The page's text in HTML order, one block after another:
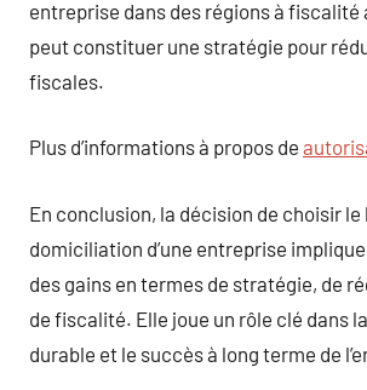
entreprise dans des régions à fiscalité
peut constituer une stratégie pour
fiscales.
Plus d’informations à propos de
En conclusion, la décision de choisir le
domiciliation d’une entreprise
des gains en termes de stratégie, de
de fiscalité. Elle joue un rôle clé dans
durable et le succès à long terme de